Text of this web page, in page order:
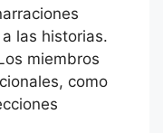
las historias.
miembros
como